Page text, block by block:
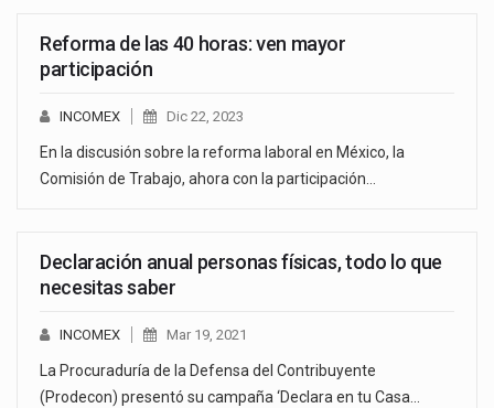
Reforma de las 40 horas: ven mayor
participación
INCOMEX Dic 22, 2023
En la discusión sobre la reforma laboral en México, la
Comisión de Trabajo, ahora con la participación…
Declaración anual personas físicas, todo lo que
necesitas saber
INCOMEX Mar 19, 2021
La Procuraduría de la Defensa del Contribuyente
(Prodecon) presentó su campaña ‘Declara en tu Casa…